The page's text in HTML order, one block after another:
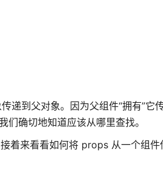
递到父对象。因为父组件“拥有”它
确切地知道应该从哪里查找。
着来看看如何将 props 从一个组件